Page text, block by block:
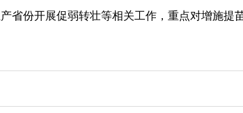
省份开展促弱转壮等相关工作，重点对增施提